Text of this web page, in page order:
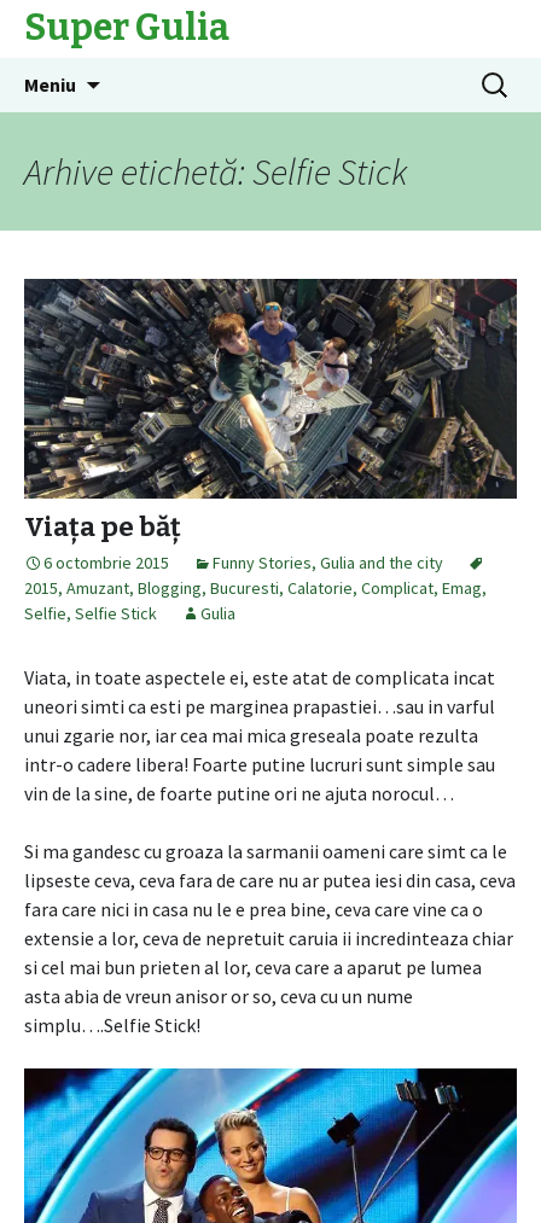
Super Gulia
Meniu
Caută
după:
Arhive etichetă: Selfie Stick
Viaţa pe băţ
6 octombrie 2015 Funny Stories, Gulia and the city
2015, Amuzant, Blogging, Bucuresti, Calatorie, Complicat, Emag,
Selfie, Selfie Stick Gulia
Viata, in toate aspectele ei, este atat de complicata incat
uneori simti ca esti pe marginea prapastiei…sau in varful
unui zgarie nor, iar cea mai mica greseala poate rezulta
intr-o cadere libera! Foarte putine lucruri sunt simple sau
vin de la sine, de foarte putine ori ne ajuta norocul…
Si ma gandesc cu groaza la sarmanii oameni care simt ca le
lipseste ceva, ceva fara de care nu ar putea iesi din casa, ceva
fara care nici in casa nu le e prea bine, ceva care vine ca o
extensie a lor, ceva de nepretuit caruia ii incredinteaza chiar
si cel mai bun prieten al lor, ceva care a aparut pe lumea
asta abia de vreun anisor or so, ceva cu un nume
simplu….Selfie Stick!